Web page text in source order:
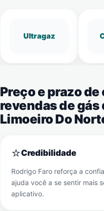
Ultragaz
Preço e prazo
revendas de gás
Limoeiro Do
⭐Credibilidade
Rodrigo Faro reforça a
ajuda você a se sentir mais
aplicativo.